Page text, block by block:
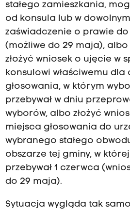
stałego zamieszkania,
od konsula lub w
zaświadczenie o prawie do
(możliwe do 29 maja),
złożyć wniosek o ujęcie w
konsulowi właściwemu dla
głosowania, w którym
przebywał w dniu
wyborów, albo złożyć
miejsca głosowania do
wybranego stałego
obszarze tej gminy, w
przebywał 1 czerwca
do 29 maja).
Sytuacja wygląda tak